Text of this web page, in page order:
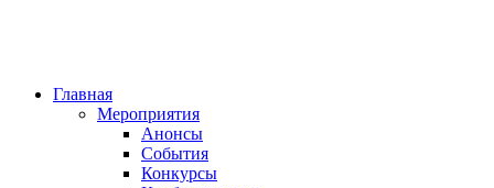
Главная
Мероприятия
Анонсы
События
Конкурсы